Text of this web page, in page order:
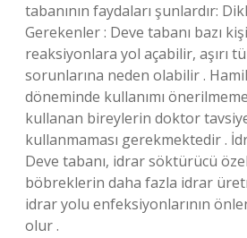
tabanının faydaları şunlardır:
Gerekenler : Deve tabanı bazı
reaksiyonlara yol açabilir, aşırı
sorunlarına neden olabilir .
döneminde kullanımı
kullanan bireylerin doktor
kullanmaması gerekmektedir .
Deve tabanı, idrar söktürücü
böbreklerin daha fazla idrar
idrar yolu enfeksiyonlarının
olur .